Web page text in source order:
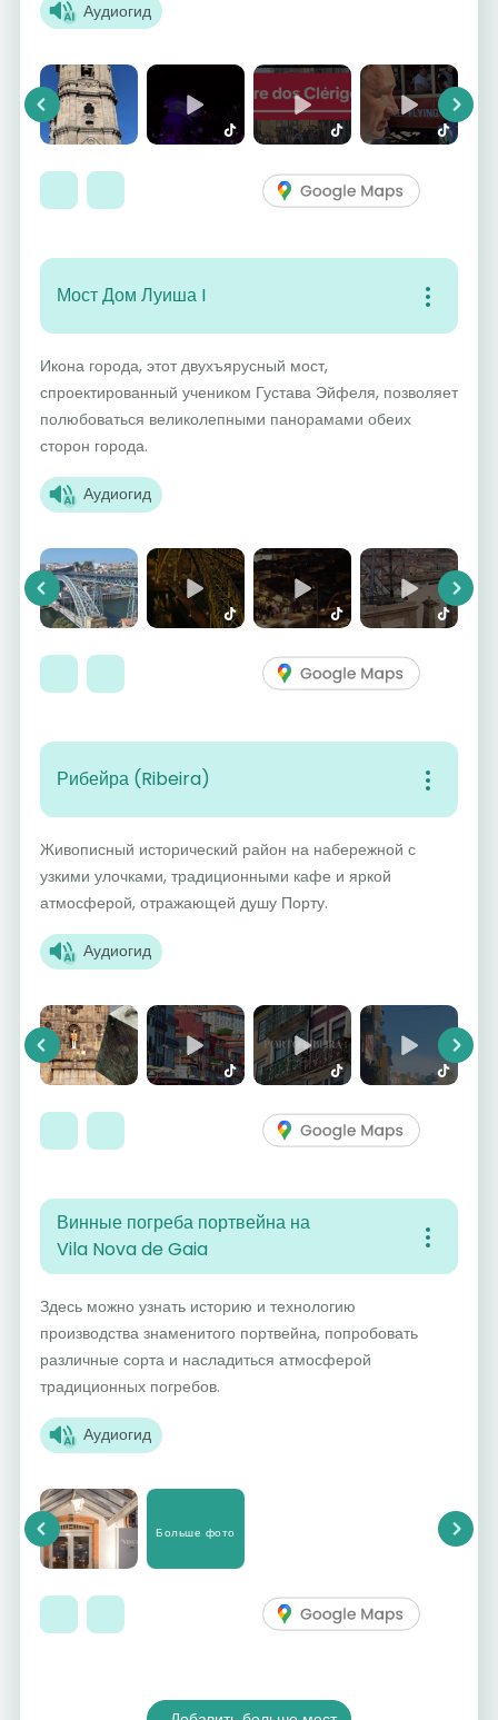
Аудиогид
Previous Next
Мост Дом Луиша I
Икона города, этот двухъярусный мост,
спроектированный учеником Густава Эйфеля, позволяет
полюбоваться великолепными панорамами обеих
сторон города.
Аудиогид
Previous Next
Рибейра (Ribeira)
Живописный исторический район на набережной с
узкими улочками, традиционными кафе и яркой
атмосферой, отражающей душу Порту.
Аудиогид
Previous Next
Винные погреба портвейна на
Vila Nova de Gaia
Здесь можно узнать историю и технологию
производства знаменитого портвейна, попробовать
различные сорта и насладиться атмосферой
традиционных погребов.
Аудиогид
Больше фото
Previous Next